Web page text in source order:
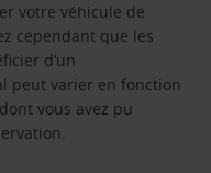
votre véhicule de
cependant que les
d’un
peut varier en fonction
vous avez pu